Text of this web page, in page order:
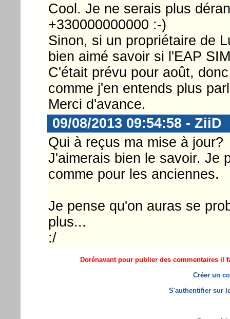
Cool. Je ne serais plus
+330000000000 :-)
Sinon, si un propriétaire de
bien aimé savoir si l'EAP
C'était prévu pour août,
comme j'en entends plus
Merci d'avance.
09/08/2013 09:54:58 - ZiiD
Qui à reçus ma mise à jour?
J'aimerais bien le savoir. Je
comme pour les anciennes.
Je pense qu'on auras se
plus...
:/
Dorénavant pour publier des commentaires il
Créer un
S'authentifier sur